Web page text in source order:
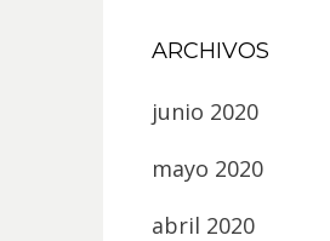
ARCHIVOS
junio 2020
mayo 2020
abril 2020